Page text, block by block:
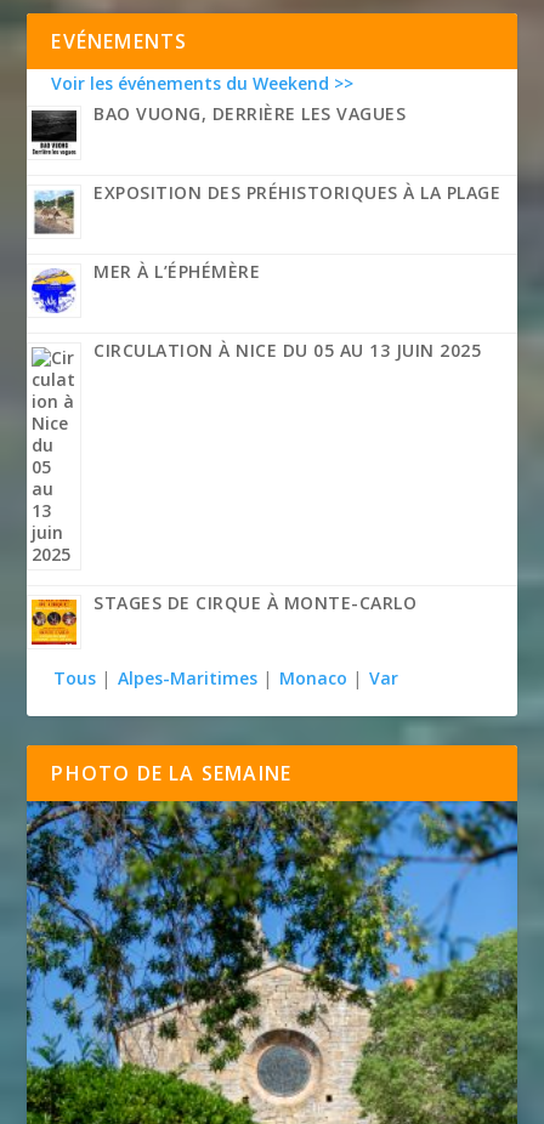
EVÉNEMENTS
Voir les événements du Weekend >>
BAO VUONG, DERRIÈRE LES VAGUES
EXPOSITION DES PRÉHISTORIQUES À LA PLAGE
MER À L’ÉPHÉMÈRE
CIRCULATION À NICE DU 05 AU 13 JUIN 2025
STAGES DE CIRQUE À MONTE-CARLO
Tous | Alpes-Maritimes | Monaco | Var
PHOTO DE LA SEMAINE